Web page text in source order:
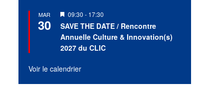
MAR
30
Mis
en
avant
09:30 - 17:30
SAVE THE DATE / Rencontre
Annuelle Culture & Innovation(s)
2027 du CLIC
Voir le calendrier